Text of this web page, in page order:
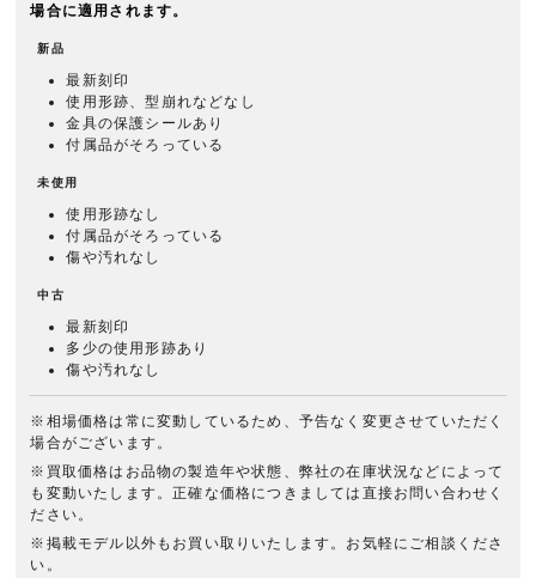
場合に適用されます。
新品
最新刻印
使用形跡、型崩れなどなし
金具の保護シールあり
付属品がそろっている
未使用
使用形跡なし
付属品がそろっている
傷や汚れなし
中古
最新刻印
多少の使用形跡あり
傷や汚れなし
※相場価格は常に変動しているため、予告なく変更させていただく
場合がございます。
※買取価格はお品物の製造年や状態、弊社の在庫状況などによって
も変動いたします。正確な価格につきましては直接お問い合わせく
ださい。
※掲載モデル以外もお買い取りいたします。お気軽にご相談くださ
い。